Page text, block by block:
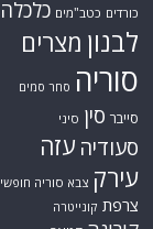
כורדים כטב"מים כלכלה
לבנון מצרים
סוריה סחר סמים
סייבר סין סיני
סעודיה עזה
עירק צבא סוריה חופשי
צרפת קונייטרה